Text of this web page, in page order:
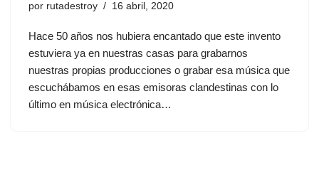
por rutadestroy 16 abril, 2020
Hace 50 años nos hubiera encantado que este invento
estuviera ya en nuestras casas para grabarnos
nuestras propias producciones o grabar esa música que
escuchábamos en esas emisoras clandestinas con lo
último en música electrónica…